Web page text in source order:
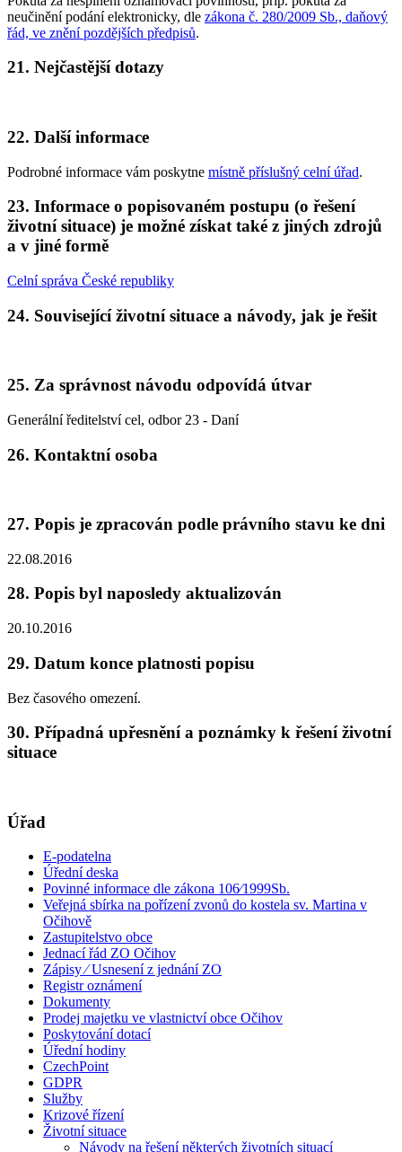
neučinění podání elektronicky, dle zákona č. 280/2009 Sb., daňový
řád, ve znění pozdějších předpisů.
21. Nejčastější dotazy
22. Další informace
Podrobné informace vám poskytne místně příslušný celní úřad.
23. Informace o popisovaném postupu (o řešení
životní situace) je možné získat také z jiných zdrojů
a v jiné formě
Celní správa České republiky
24. Související životní situace a návody, jak je řešit
25. Za správnost návodu odpovídá útvar
Generální ředitelství cel, odbor 23 - Daní
26. Kontaktní osoba
27. Popis je zpracován podle právního stavu ke dni
22.08.2016
28. Popis byl naposledy aktualizován
20.10.2016
29. Datum konce platnosti popisu
Bez časového omezení.
30. Případná upřesnění a poznámky k řešení životní
situace
Úřad
E-podatelna
Úřední deska
Povinné informace dle zákona 106⁄1999Sb.
Veřejná sbírka na pořízení zvonů do kostela sv. Martina v
Očihově
Zastupitelstvo obce
Jednací řád ZO Očihov
Zápisy ⁄ Usnesení z jednání ZO
Registr oznámení
Dokumenty
Prodej majetku ve vlastnictví obce Očihov
Poskytování dotací
Úřední hodiny
CzechPoint
GDPR
Služby
Krizové řízení
Životní situace
Návody na řešení některých životních situací